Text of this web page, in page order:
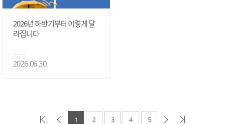
2026년 하반기부터 이렇게 달
라집니다
2026.06.30.
1 2 3 4 5